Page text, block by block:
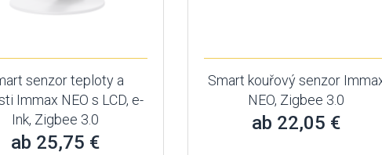
senzor teploty a
Immax NEO s LCD, e-
Ink, Zigbee 3.0
ab 25,75 €
Smart kouřový senzor
NEO, Zigbee 3.0
ab 22,05 €